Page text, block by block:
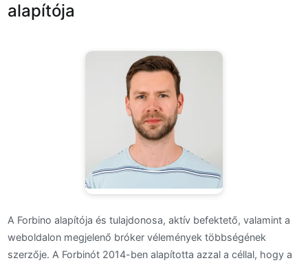
alapítója
A Forbino alapítója és tulajdonosa, aktív befektető, valamint a
weboldalon megjelenő bróker vélemények többségének
szerzője. A Forbinót 2014-ben alapította azzal a céllal, hogy a